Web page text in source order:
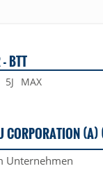
BTT
5J MAX
CORPORATION
Unternehmen